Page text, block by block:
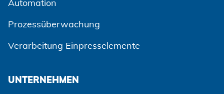
Automation
Prozessüberwachung
Verarbeitung Einpresselemente
UNTERNEHMEN